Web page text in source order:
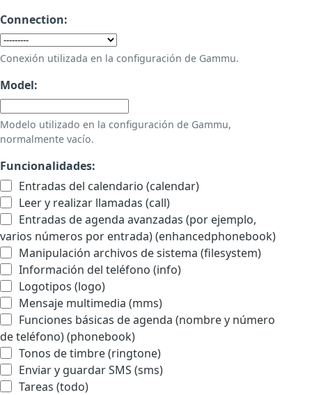
Connection:
Conexión utilizada en la configuración de Gammu.
Model:
Modelo utilizado en la configuración de Gammu,
normalmente vacío.
Funcionalidades:
Entradas del calendario (calendar)
Leer y realizar llamadas (call)
Entradas de agenda avanzadas (por ejemplo,
varios números por entrada) (enhancedphonebook)
Manipulación archivos de sistema (filesystem)
Información del teléfono (info)
Logotipos (logo)
Mensaje multimedia (mms)
Funciones básicas de agenda (nombre y número
de teléfono) (phonebook)
Tonos de timbre (ringtone)
Enviar y guardar SMS (sms)
Tareas (todo)